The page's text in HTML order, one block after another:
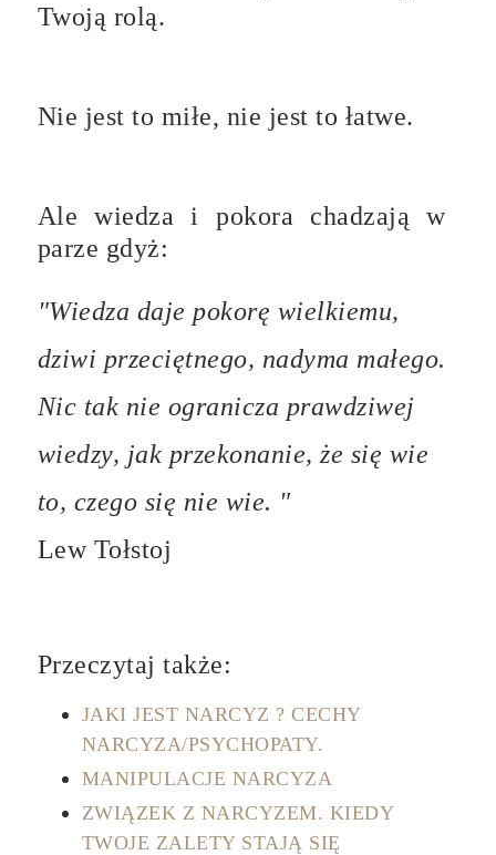
Twoją rolą.
Nie jest to miłe, nie jest to łatwe.
Ale wiedza i pokora chadzają w
parze gdyż:
"Wiedza daje pokorę wielkiemu,
dziwi przeciętnego, nadyma małego.
Nic tak nie ogranicza prawdziwej
wiedzy, jak przekonanie, że się wie
to, czego się nie wie. "
Lew Tołstoj
Przeczytaj także:
JAKI JEST NARCYZ ? CECHY
NARCYZA/PSYCHOPATY.
MANIPULACJE NARCYZA
ZWIĄZEK Z NARCYZEM. KIEDY
TWOJE ZALETY STAJĄ SIĘ